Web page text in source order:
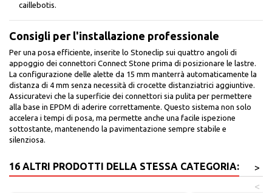
caillebotis.
Consigli per l'installazione professionale
Per una posa efficiente, inserite lo Stoneclip sui quattro angoli di
appoggio dei connettori Connect Stone prima di posizionare le lastre.
La configurazione delle alette da 15 mm manterrà automaticamente la
distanza di 4 mm senza necessità di crocette distanziatrici aggiuntive.
Assicuratevi che la superficie dei connettori sia pulita per permettere
alla base in EPDM di aderire correttamente. Questo sistema non solo
accelera i tempi di posa, ma permette anche una facile ispezione
sottostante, mantenendo la pavimentazione sempre stabile e
silenziosa.
16 ALTRI PRODOTTI DELLA STESSA CATEGORIA:
>
<